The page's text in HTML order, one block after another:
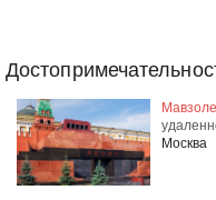
Москва